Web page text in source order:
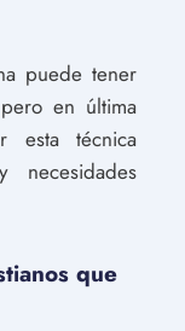
puede tener
en última
esta técnica
que